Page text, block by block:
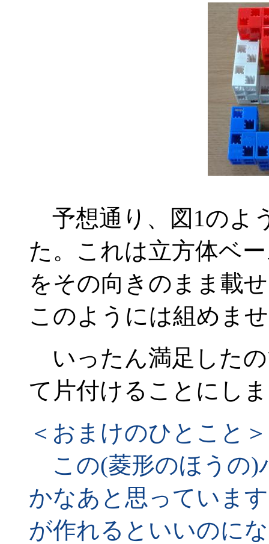
予想通り、図1のよ
た。これは立方体ベ
をその向きのまま載
このようには組めま
いったん満足した
て片付けることにし
＜おまけのひとこと＞
この(菱形のほうの)
かなあと思っていま
が作れるといいのに